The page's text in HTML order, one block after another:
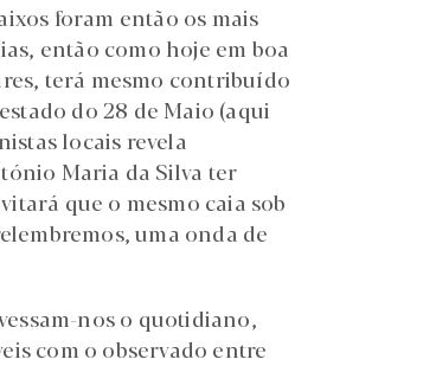
foram então os mais
então como hoje em boa
terá mesmo contribuído
do 28 de Maio (aqui
locais revela
Maria da Silva ter
que o mesmo caia sob
uma onda de
nos o quotidiano,
com o observado entre